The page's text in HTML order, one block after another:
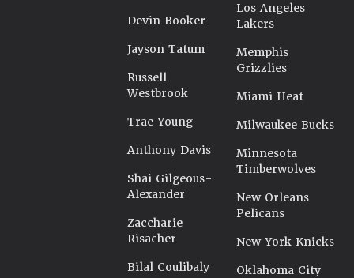
Devin Booker
Jayson Tatum
Russell
Westbrook
Trae Young
Anthony Davis
Shai Gilgeous-
Alexander
Zaccharie
Risacher
Bilal Coulibaly
Los Angeles
Lakers
Memphis
Grizzlies
Miami Heat
Milwaukee Bucks
Minnesota
Timberwolves
New Orleans
Pelicans
New York Knicks
Oklahoma City